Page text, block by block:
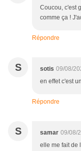
Coucou, c'est
comme ça !
Répondre
S sotis 09/08/
en effet c'est
Répondre
S samar 09/08/
elle me fait de